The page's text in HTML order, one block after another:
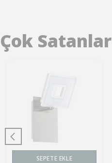
Çok Satanlar
SEPETE EKLE